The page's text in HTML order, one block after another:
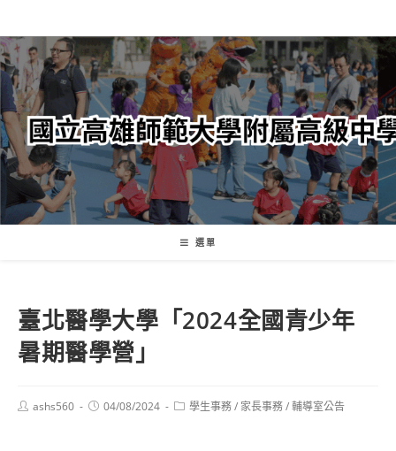
轉
至
主
內
容
選單
臺北醫學大學「2024全國青少年
暑期醫學營」
Postashs560
Post04/08/2024
Post學生事務/ 家長事務/輔導室公告